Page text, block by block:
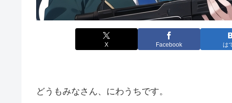
X Facebook は
どうもみなさん、にわうちです。